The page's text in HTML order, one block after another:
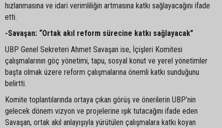
hızlanmasına ve idari verimliliğin artmasına katkı sağlayacağını ifade
etti.
-Savaşan: “Ortak akıl reform sürecine katkı sağlayacak”
UBP Genel Sekreteri Ahmet Savaşan ise, İçişleri Komitesi
çalışmalarının göç yönetimi, tapu, sosyal konut ve yerel yönetimler
başta olmak üzere reform çalışmalarına önemli katkı sunduğunu
belirtti.
Komite toplantılarında ortaya çıkan görüş ve önerilerin UBP’nin
gelecek dönem vizyon ve projelerine ışık tutacağını ifade eden
Savaşan, ortak akıl anlayışıyla yürütülen çalışmalara katkı koyan